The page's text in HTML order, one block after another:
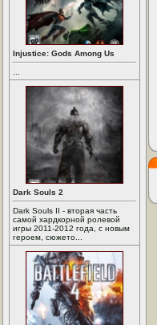
Injustice: Gods Among Us
Dark Souls 2
Dark Souls II - вторая часть
самой хардкорной ролевой
игры 2011-2012 года, с новым
героем, сюжето...